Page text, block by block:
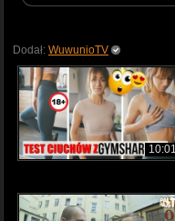
Dodał: WuwunioTV
10:01